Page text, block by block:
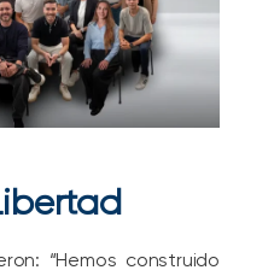
“Hemos construido